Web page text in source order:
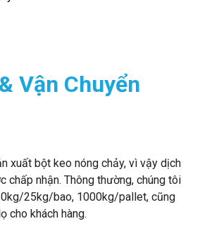
Vận Chuyển
xuất bột keo nóng chảy, vì vậy dịch
chấp nhận. Thông thường, chúng tôi
25kg/bao, 1000kg/pallet, cũng
cho khách hàng.